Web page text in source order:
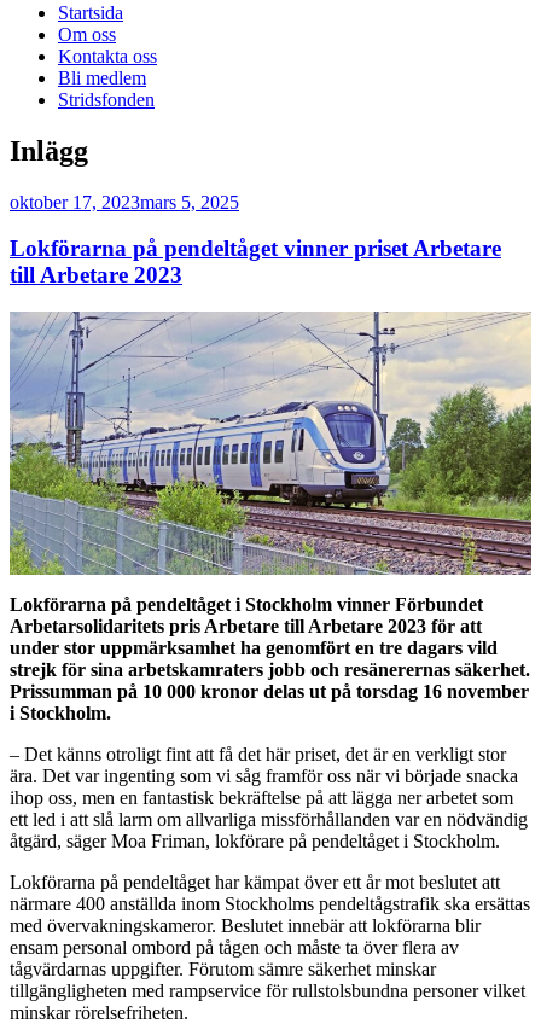
Startsida
Om oss
Kontakta oss
Bli medlem
Stridsfonden
Inlägg
Publicerat
oktober 17, 2023mars 5, 2025
Lokförarna på pendeltåget vinner priset Arbetare
till Arbetare 2023
Lokförarna på pendeltåget i Stockholm vinner Förbundet
Arbetarsolidaritets pris Arbetare till Arbetare 2023 för att
under stor uppmärksamhet ha genomfört en tre dagars vild
strejk för sina arbetskamraters jobb och resänerernas säkerhet.
Prissumman på 10 000 kronor delas ut på torsdag 16 november
i Stockholm.
– Det känns otroligt fint att få det här priset, det är en verkligt stor
ära. Det var ingenting som vi såg framför oss när vi började snacka
ihop oss, men en fantastisk bekräftelse på att lägga ner arbetet som
ett led i att slå larm om allvarliga missförhållanden var en nödvändig
åtgärd, säger Moa Friman, lokförare på pendeltåget i Stockholm.
Lokförarna på pendeltåget har kämpat över ett år mot beslutet att
närmare 400 anställda inom Stockholms pendeltågstrafik ska ersättas
med övervakningskameror. Beslutet innebär att lokförarna blir
ensam personal ombord på tågen och måste ta över flera av
tågvärdarnas uppgifter. Förutom sämre säkerhet minskar
tillgängligheten med rampservice för rullstolsbundna personer vilket
minskar rörelsefriheten.